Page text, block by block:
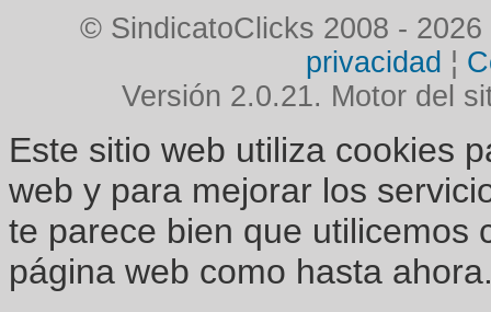
© SindicatoClicks 2008 - 2026
privacidad ¦
Versión 2.0.21. Motor del
Este sitio web utiliza cookies
web y para mejorar los
te parece bien que utilicemos
página web como hasta